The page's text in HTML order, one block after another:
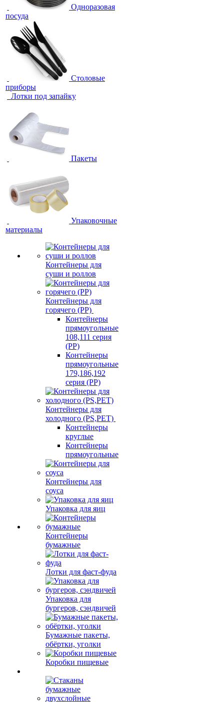
Одноразовая
посуда
Столовые
приборы
Лотки под запайку
Пакеты
Упаковочные
материалы
Контейнеры для
суши и роллов
Контейнеры для
горячего (PP)
Контейнеры
прямоугольные
108,111 серия
(PP)
Контейнеры
прямоугольные
179,186,192
серия (PP)
Контейнеры для
холодного (PS,PET)
Контейнеры
круглые
Контейнеры
прямоугольные
Контейнеры для
соуса
Упаковка для яиц
Контейнеры
бумажные
Лотки для фаст-фуда
Упаковка для
бургеров, сэндвичей
Бумажные пакеты,
обёртки, уголки
Коробки пищевые